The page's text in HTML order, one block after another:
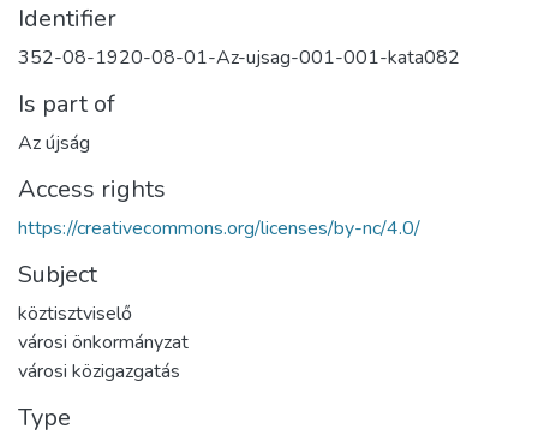
Identifier
352-08-1920-08-01-Az-ujsag-001-001-kata082
Is part of
Az újság
Access rights
https://creativecommons.org/licenses/by-nc/4.0/
Subject
köztisztviselő
városi önkormányzat
városi közigazgatás
Type